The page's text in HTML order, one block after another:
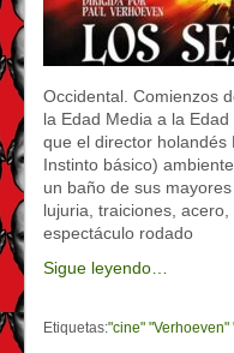
Occidental. Comienzos
la Edad Media a la
que el director holandés
Instinto básico)
un baño de sus
lujuria, traiciones,
espectáculo rodado
Sigue leyendo…
Etiquetas:"cine"